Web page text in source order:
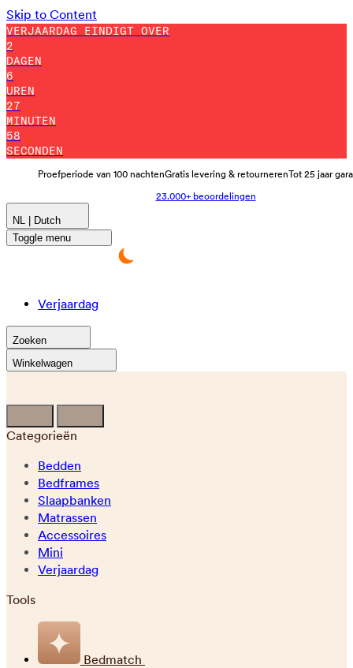
Skip to Content
VERJAARDAG EINDIGT OVER
2
DAGEN
6
UREN
27
MINUTEN
53
SECONDEN
Proefperiode van 100 nachtenGratis levering & retournerenTot 25 jaar
23.000+ beoordelingen
NL | Dutch
Toggle menu
Verjaardag
Zoeken
Winkelwagen
Categorieën
Bedden
Bedframes
Slaapbanken
Matrassen
Accessoires
Mini
Verjaardag
Tools
Bedmatch